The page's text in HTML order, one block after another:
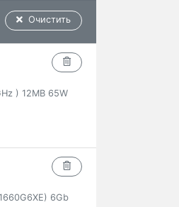
Очистить
) 12MB 65W
6Gb